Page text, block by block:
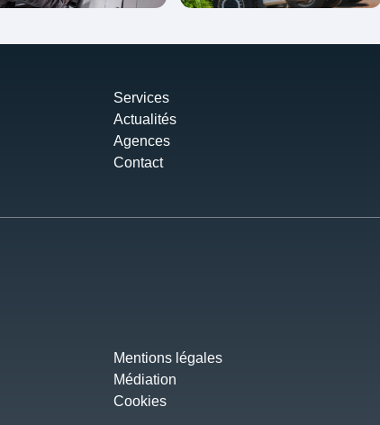
Services
Actualités
Agences
Contact
Mentions légales
Médiation
Cookies